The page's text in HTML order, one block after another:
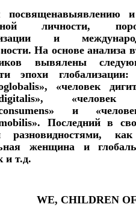
посвященавыявлению
личности,
и
На основе анализа
вывялены
эпохи глобализации:
», «человек
»,
» и
». Последний в
разновидностями,
женщина и
и т.д.
WE, CHILDREN